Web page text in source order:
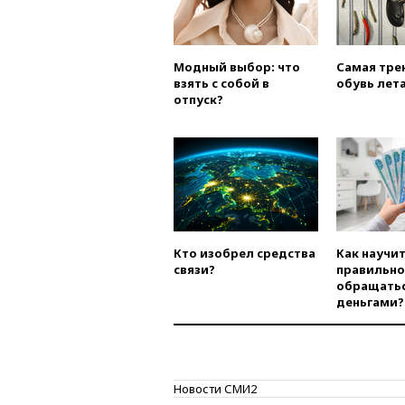
Модный выбор: что
взять с собой в
отпуск?
Самая
обувь
Кто изобрел средства
связи?
Как
правильно
деньгами?
Новости СМИ2